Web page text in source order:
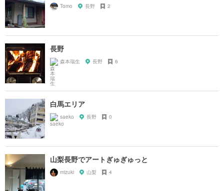
Tomo 長野 2
長野
森本瑞生 長野 6
白馬エリア
saeko 長野 0
山梨長野でアートぎゅぎゅっと
mizuki 山梨 4